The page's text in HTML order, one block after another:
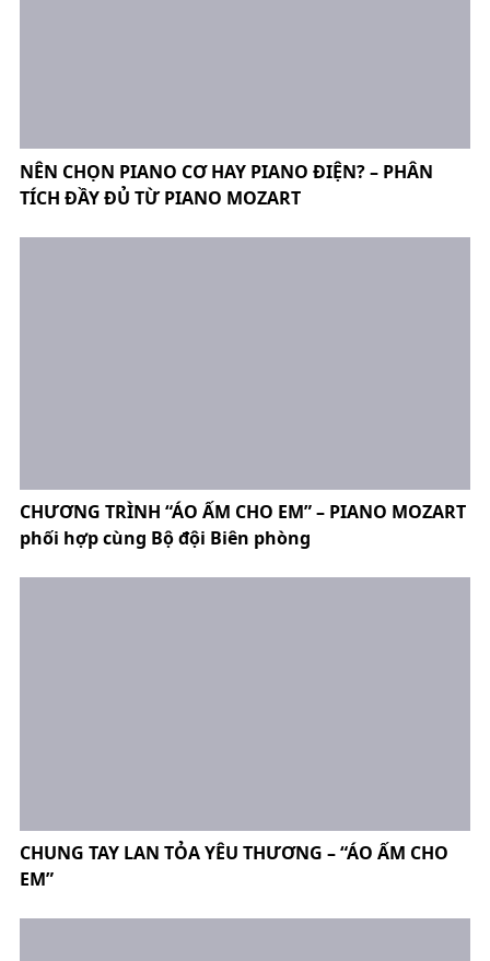
NÊN CHỌN PIANO CƠ HAY PIANO ĐIỆN? – PHÂN
TÍCH ĐẦY ĐỦ TỪ PIANO MOZART
CHƯƠNG TRÌNH “ÁO ẤM CHO EM” – PIANO MOZART
phối hợp cùng Bộ đội Biên phòng
CHUNG TAY LAN TỎA YÊU THƯƠNG – “ÁO ẤM CHO
EM”